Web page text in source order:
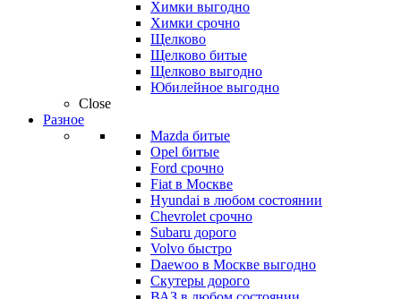
Химки выгодно
Химки срочно
Щелково
Щелково битые
Щелково выгодно
Юбилейное выгодно
Close
Разное
Mazda битые
Opel битые
Ford срочно
Fiat в Москве
Hyundai в любом состоянии
Chevrolet срочно
Subaru дорого
Volvo быстро
Daewoo в Москве выгодно
Скутеры дорого